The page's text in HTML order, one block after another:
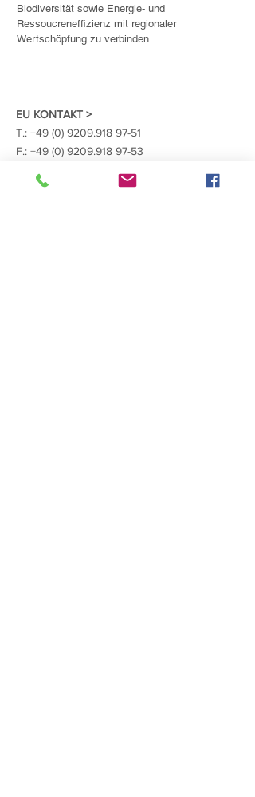
Biodiversität sowie Energie- und
Ressoucreneffizienz mit regionaler
Wertschöpfung zu verbinden.
EU KONTAKT >
​T.: +49 (0) 9209.918 97-51
F.: +49 (0) 9209.918 97-53
E.: info@low-carbon-timber.eu